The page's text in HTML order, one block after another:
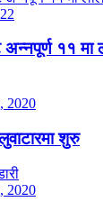
अन्नपूर्ण ११
2020
शुरु
2020